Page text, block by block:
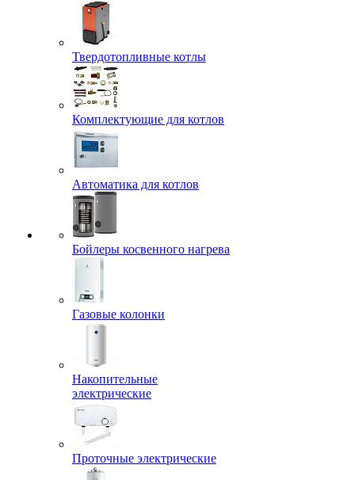
Твердотопливные котлы
Комплектующие для котлов
Автоматика для котлов
Бойлеры косвенного нагрева
Газовые колонки
Накопительные
электрические
Проточные электрические